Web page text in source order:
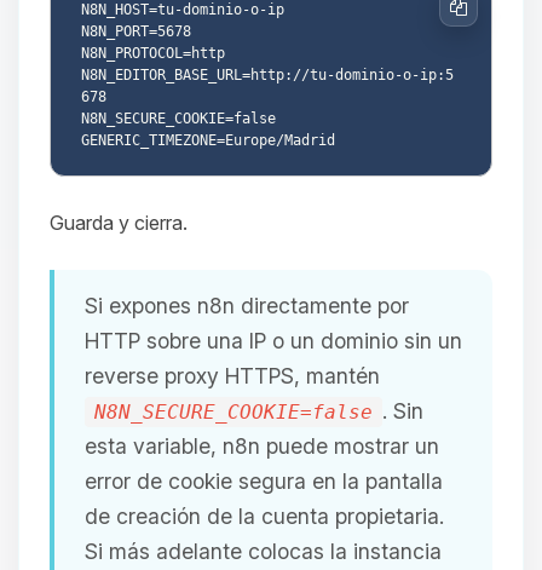
N8N_HOST=tu-dominio-o-ip
N8N_PORT=5678
N8N_PROTOCOL=http
N8N_EDITOR_BASE_URL=http://tu-dominio-o-ip:5
678
N8N_SECURE_COOKIE=false
Copiar
Guarda y cierra.
Si expones n8n directamente por
HTTP sobre una IP o un dominio sin un
reverse proxy HTTPS, mantén
N8N_SECURE_COOKIE=false . Sin
esta variable, n8n puede mostrar un
error de cookie segura en la pantalla
de creación de la cuenta propietaria.
Si más adelante colocas la instancia